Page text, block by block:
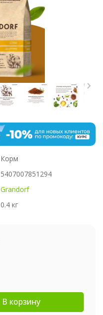
Корм
5407007851294
Grandorf
0.4 кг
В корзину